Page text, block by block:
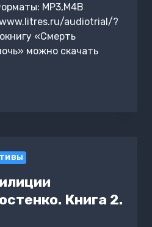
MP3,M4B
audiotrial/?
«Смерть
можно скачать
Книга 2.